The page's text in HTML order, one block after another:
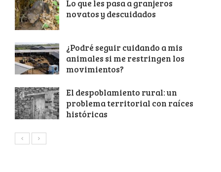
Lo que les pasa a granjeros
novatos y descuidados
¿Podré seguir cuidando a mis
animales si me restringen los
movimientos?
El despoblamiento rural: un
problema territorial con raíces
históricas